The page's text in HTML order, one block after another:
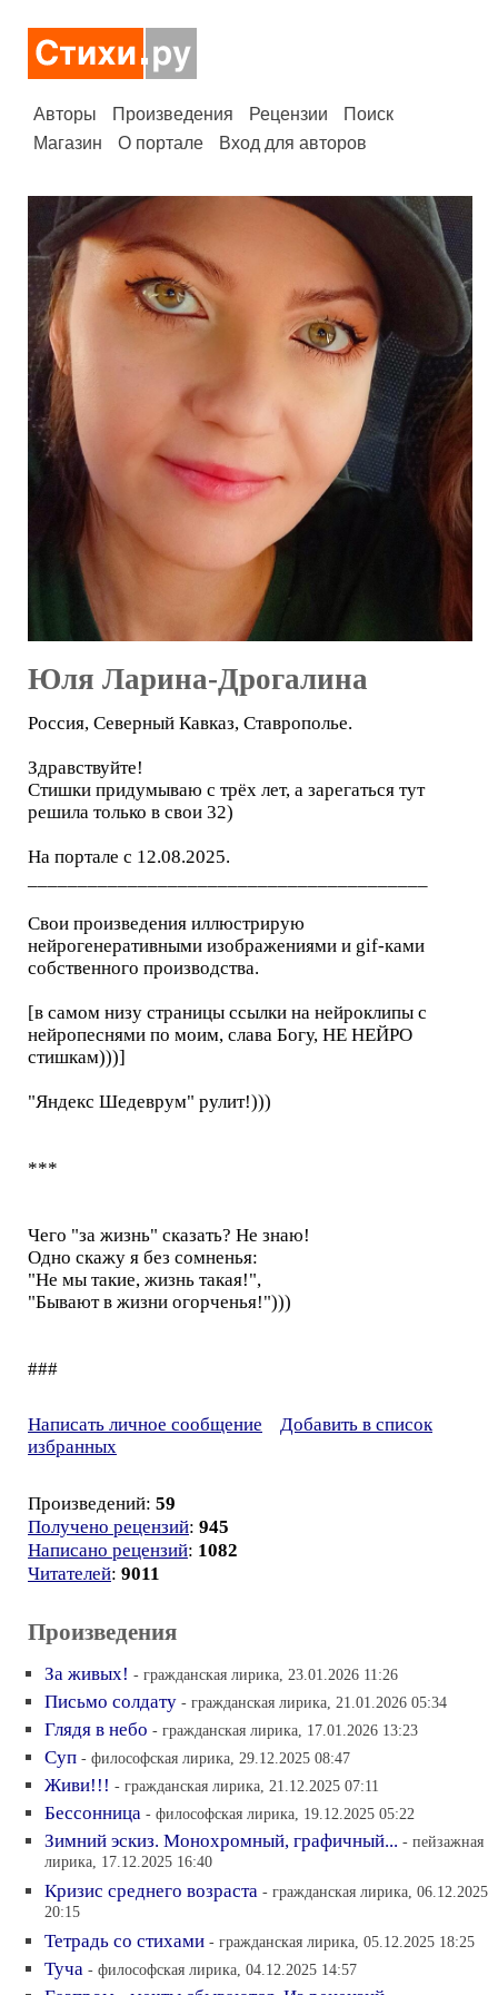
Авторы Произведения Рецензии
Поиск
Магазин
О портале Вход для авторов
Юля Ларина-Дрогалина
Россия, Северный Кавказ, Ставрополье.
Здравствуйте!
Стишки придумываю с трёх лет, а зарегаться тут
решила только в свои 32)
На портале с 12.08.2025.
Свои произведения иллюстрирую
нейрогенеративными изображениями и gif-ками
собственного производства.
[в самом низу страницы ссылки на нейроклипы с
нейропеснями по моим, слава Богу, НЕ НЕЙРО
стишкам)))]
"Яндекс Шедеврум" рулит!)))
***
Чего "за жизнь" сказать? Не знаю!
Одно скажу я без сомненья:
"Не мы такие, жизнь такая!",
"Бывают в жизни огорченья!")))
###
Написать личное сообщение
Добавить в список
избранных
Произведений: 59
Получено рецензий: 945
Написано рецензий: 1082
Читателей: 9011
Произведения
За живых! - гражданская лирика, 23.01.2026 11:26
Письмо солдату - гражданская лирика, 21.01.2026 05:34
Глядя в небо - гражданская лирика, 17.01.2026 13:23
Суп - философская лирика, 29.12.2025 08:47
Живи!!! - гражданская лирика, 21.12.2025 07:11
Бессонница - философская лирика, 19.12.2025 05:22
Зимний эскиз. Монохромный, графичный... - пейзажная
лирика, 17.12.2025 16:40
Кризис среднего возраста - гражданская лирика, 06.12.2025
20:15
Тетрадь со стихами - гражданская лирика, 05.12.2025 18:25
Туча - философская лирика, 04.12.2025 14:57